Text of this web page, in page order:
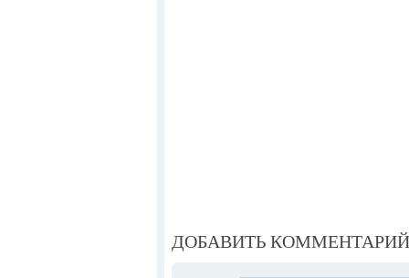
ДОБАВИТЬ КОММЕНТАРИЙ